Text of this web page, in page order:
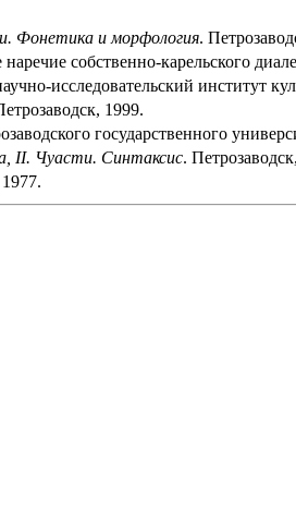
Фонетика и морфология.
наречие собственно-карельского
исследовательский институт
1999.
государственного
II. Чуасти. Синтаксис.